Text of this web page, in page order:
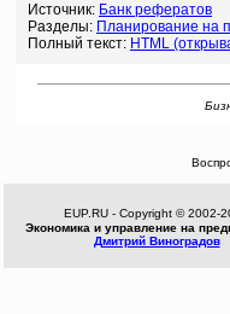
Источник: Банк рефератов
Разделы: Планирование на
Полный текст: HTML
EUP.RU - Copyright © 2002-
Экономика и управление на
Дмитрий Виноградов